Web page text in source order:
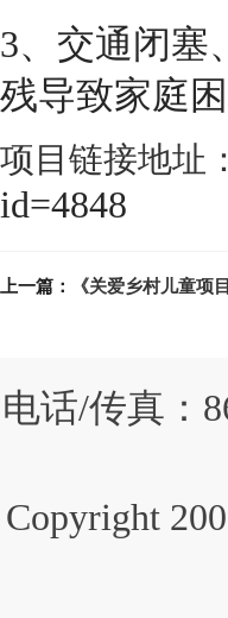
3、交通闭塞
残导致家庭
项目链接地址：
id=4848
上一篇： 《关爱乡村儿童项
电话/传真：
Copyright